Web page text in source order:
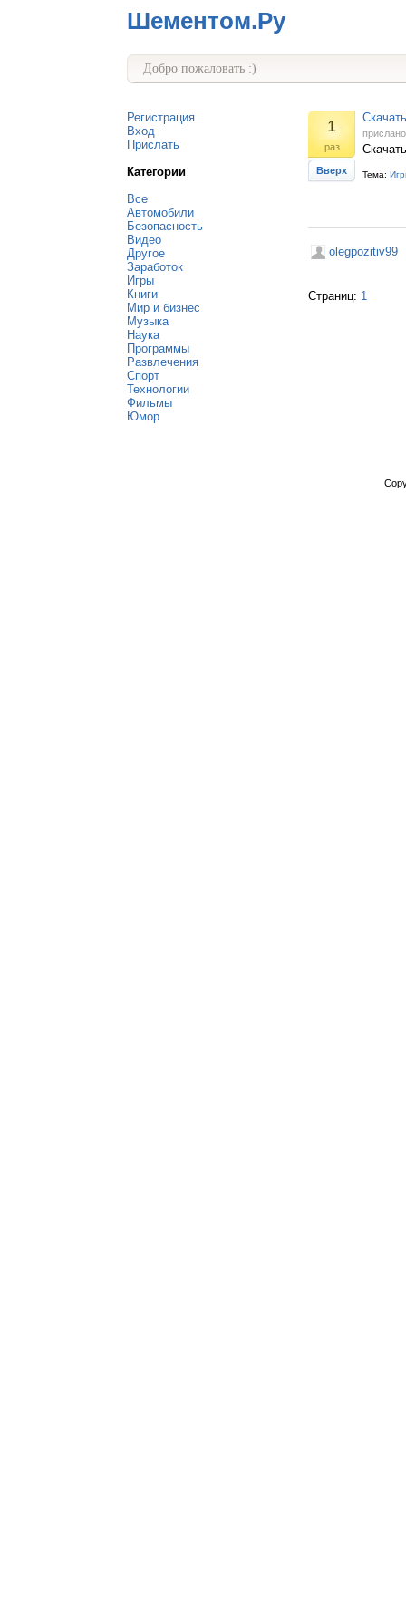
Шементом.Ру
Добро пожаловать :)
Регистрация
Вход
Прислать
Категории
Все
Автомобили
Безопасность
Видео
Другое
Заработок
Игры
Книги
Мир и бизнес
Музыка
Наука
Программы
Развлечения
Спорт
Технологии
Фильмы
Юмор
1
раз
Вверх Тема:
olegpozitiv99
Страниц: 1